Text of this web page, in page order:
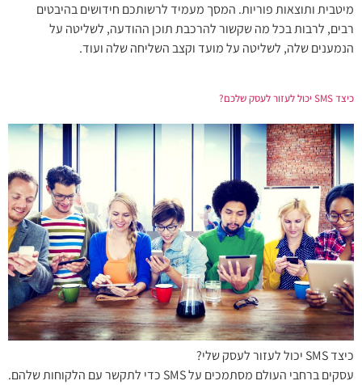
מיטבית ותוצאות פוריות. המסך מעמיד לרשותכם חידושים בהיבטים
רבים, לרבות בכל מה שקשור להרכבת תוכן ההודעה, לשליטה על
הנמענים שלה, לשליטה על מועד וקצב השליחה שלה ועוד.
כיצד SMS יכול לעזור לעסק שלכם?
כיצד SMS יכול לעזור לעסק שלי?
עסקים ברחבי העולם מסתמכים על SMS כדי לתקשר עם הלקוחות שלהם.